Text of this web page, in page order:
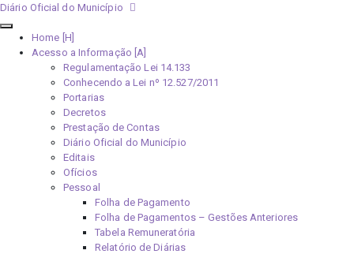
Diário Oficial do Município
Home [H]
Acesso a Informação [A]
Regulamentação Lei 14.133
Conhecendo a Lei nº 12.527/2011
Portarias
Decretos
Prestação de Contas
Diário Oficial do Município
Editais
Ofícios
Pessoal
Folha de Pagamento
Folha de Pagamentos – Gestões Anteriores
Tabela Remuneratória
Relatório de Diárias